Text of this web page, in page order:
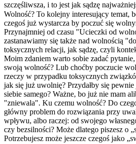
szczęśliwsza, i to jest jak sądzę
Wolność? To kolejny interesujący temat,
czegoś już wystarcza by poczuć się
Przynajmniej od czasu "Ucieczki od
zastanawiamy się także nad wolnością
toksycznych relacji, jak sądzę, czyli
Moim zdaniem warto sobie zadać
swoją wolność? Lub choćby poczucie
rzeczy w przypadku toksycznych
jak się już uwolnię? Przydałby się
siebie samego? Ważne, bo już nie mam
"zniewala". Ku czemu wolność? Do
główny problem do rozwiązania przy
wpływu, albo raczej: od swojego
czy bezsilności? Może dlatego piszesz o
Potrzebujesz może jeszcze czegoś jako